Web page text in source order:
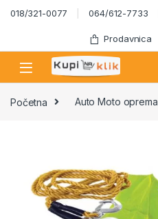
Skip to navigation
Skip to content
018/321-0077 064/612-7733
Prodavnica
Početna Auto Moto oprema